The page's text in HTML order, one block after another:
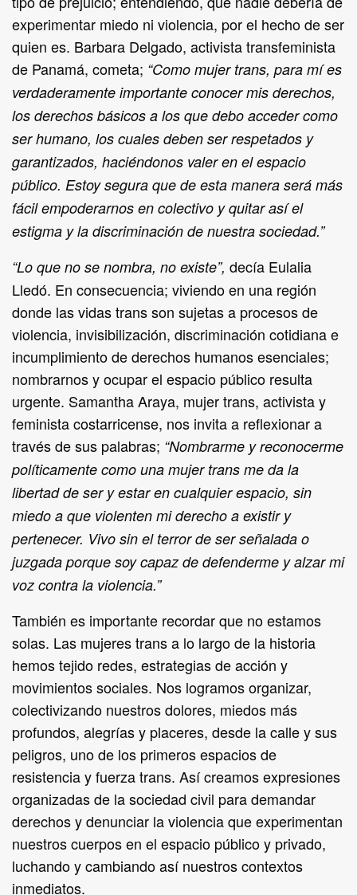
experimentar miedo ni violencia, por el hecho de ser
quien es. Barbara Delgado, activista transfeminista
de Panamá, cometa; “Como mujer trans, para mí es
verdaderamente importante conocer mis derechos,
los derechos básicos a los que debo acceder como
ser humano, los cuales deben ser respetados y
garantizados, haciéndonos valer en el espacio
público. Estoy segura que de esta manera será más
fácil empoderarnos en colectivo y quitar así el
estigma y la discriminación de nuestra sociedad.”
“Lo que no se nombra, no existe”, decía Eulalia
Lledó. En consecuencia; viviendo en una región
donde las vidas trans son sujetas a procesos de
violencia, invisibilización, discriminación cotidiana e
incumplimiento de derechos humanos esenciales;
nombrarnos y ocupar el espacio público resulta
urgente. Samantha Araya, mujer trans, activista y
feminista costarricense, nos invita a reflexionar a
través de sus palabras; “Nombrarme y reconocerme
políticamente como una mujer trans me da la
libertad de ser y estar en cualquier espacio, sin
miedo a que violenten mi derecho a existir y
pertenecer. Vivo sin el terror de ser señalada o
juzgada porque soy capaz de defenderme y alzar mi
voz contra la violencia.”
También es importante recordar que no estamos
solas. Las mujeres trans a lo largo de la historia
hemos tejido redes, estrategias de acción y
movimientos sociales. Nos logramos organizar,
colectivizando nuestros dolores, miedos más
profundos, alegrías y placeres, desde la calle y sus
peligros, uno de los primeros espacios de
resistencia y fuerza trans. Así creamos expresiones
organizadas de la sociedad civil para demandar
derechos y denunciar la violencia que experimentan
nuestros cuerpos en el espacio público y privado,
luchando y cambiando así nuestros contextos
inmediatos.